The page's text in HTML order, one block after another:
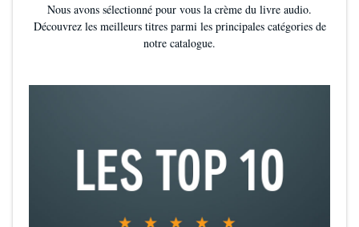
Nous avons sélectionné pour vous la crème du livre audio.
Découvrez les meilleurs titres parmi les principales catégories de
notre catalogue.